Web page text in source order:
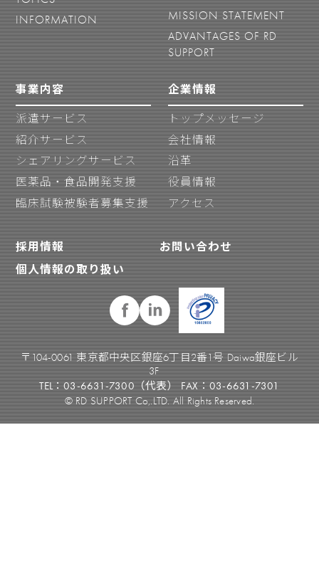
INFORMATION
MISSION STATEMENT
ADVANTAGES OF RD
SUPPORT
事業内容
派遣サービス
紹介サービス
シェアリングサービス
医薬品・食品開発支援
臨床試験被験者募集支援
企業情報
トップメッセージ
会社情報
沿革
役員情報
アクセス
採用情報
お問い合わせ
個人情報の取り扱い
〒104-0061 東京都中央区銀座6丁目2番1号 Daiwa銀座ビル
3F
TEL：03-6631-7300（代表） FAX：03-6631-7301
© RD SUPPORT Co,.LTD. All Rights Reserved.